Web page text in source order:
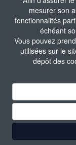
mesurer son
fonctionnalités
échéant
Vous pouvez
utilisées sur le
dépôt des